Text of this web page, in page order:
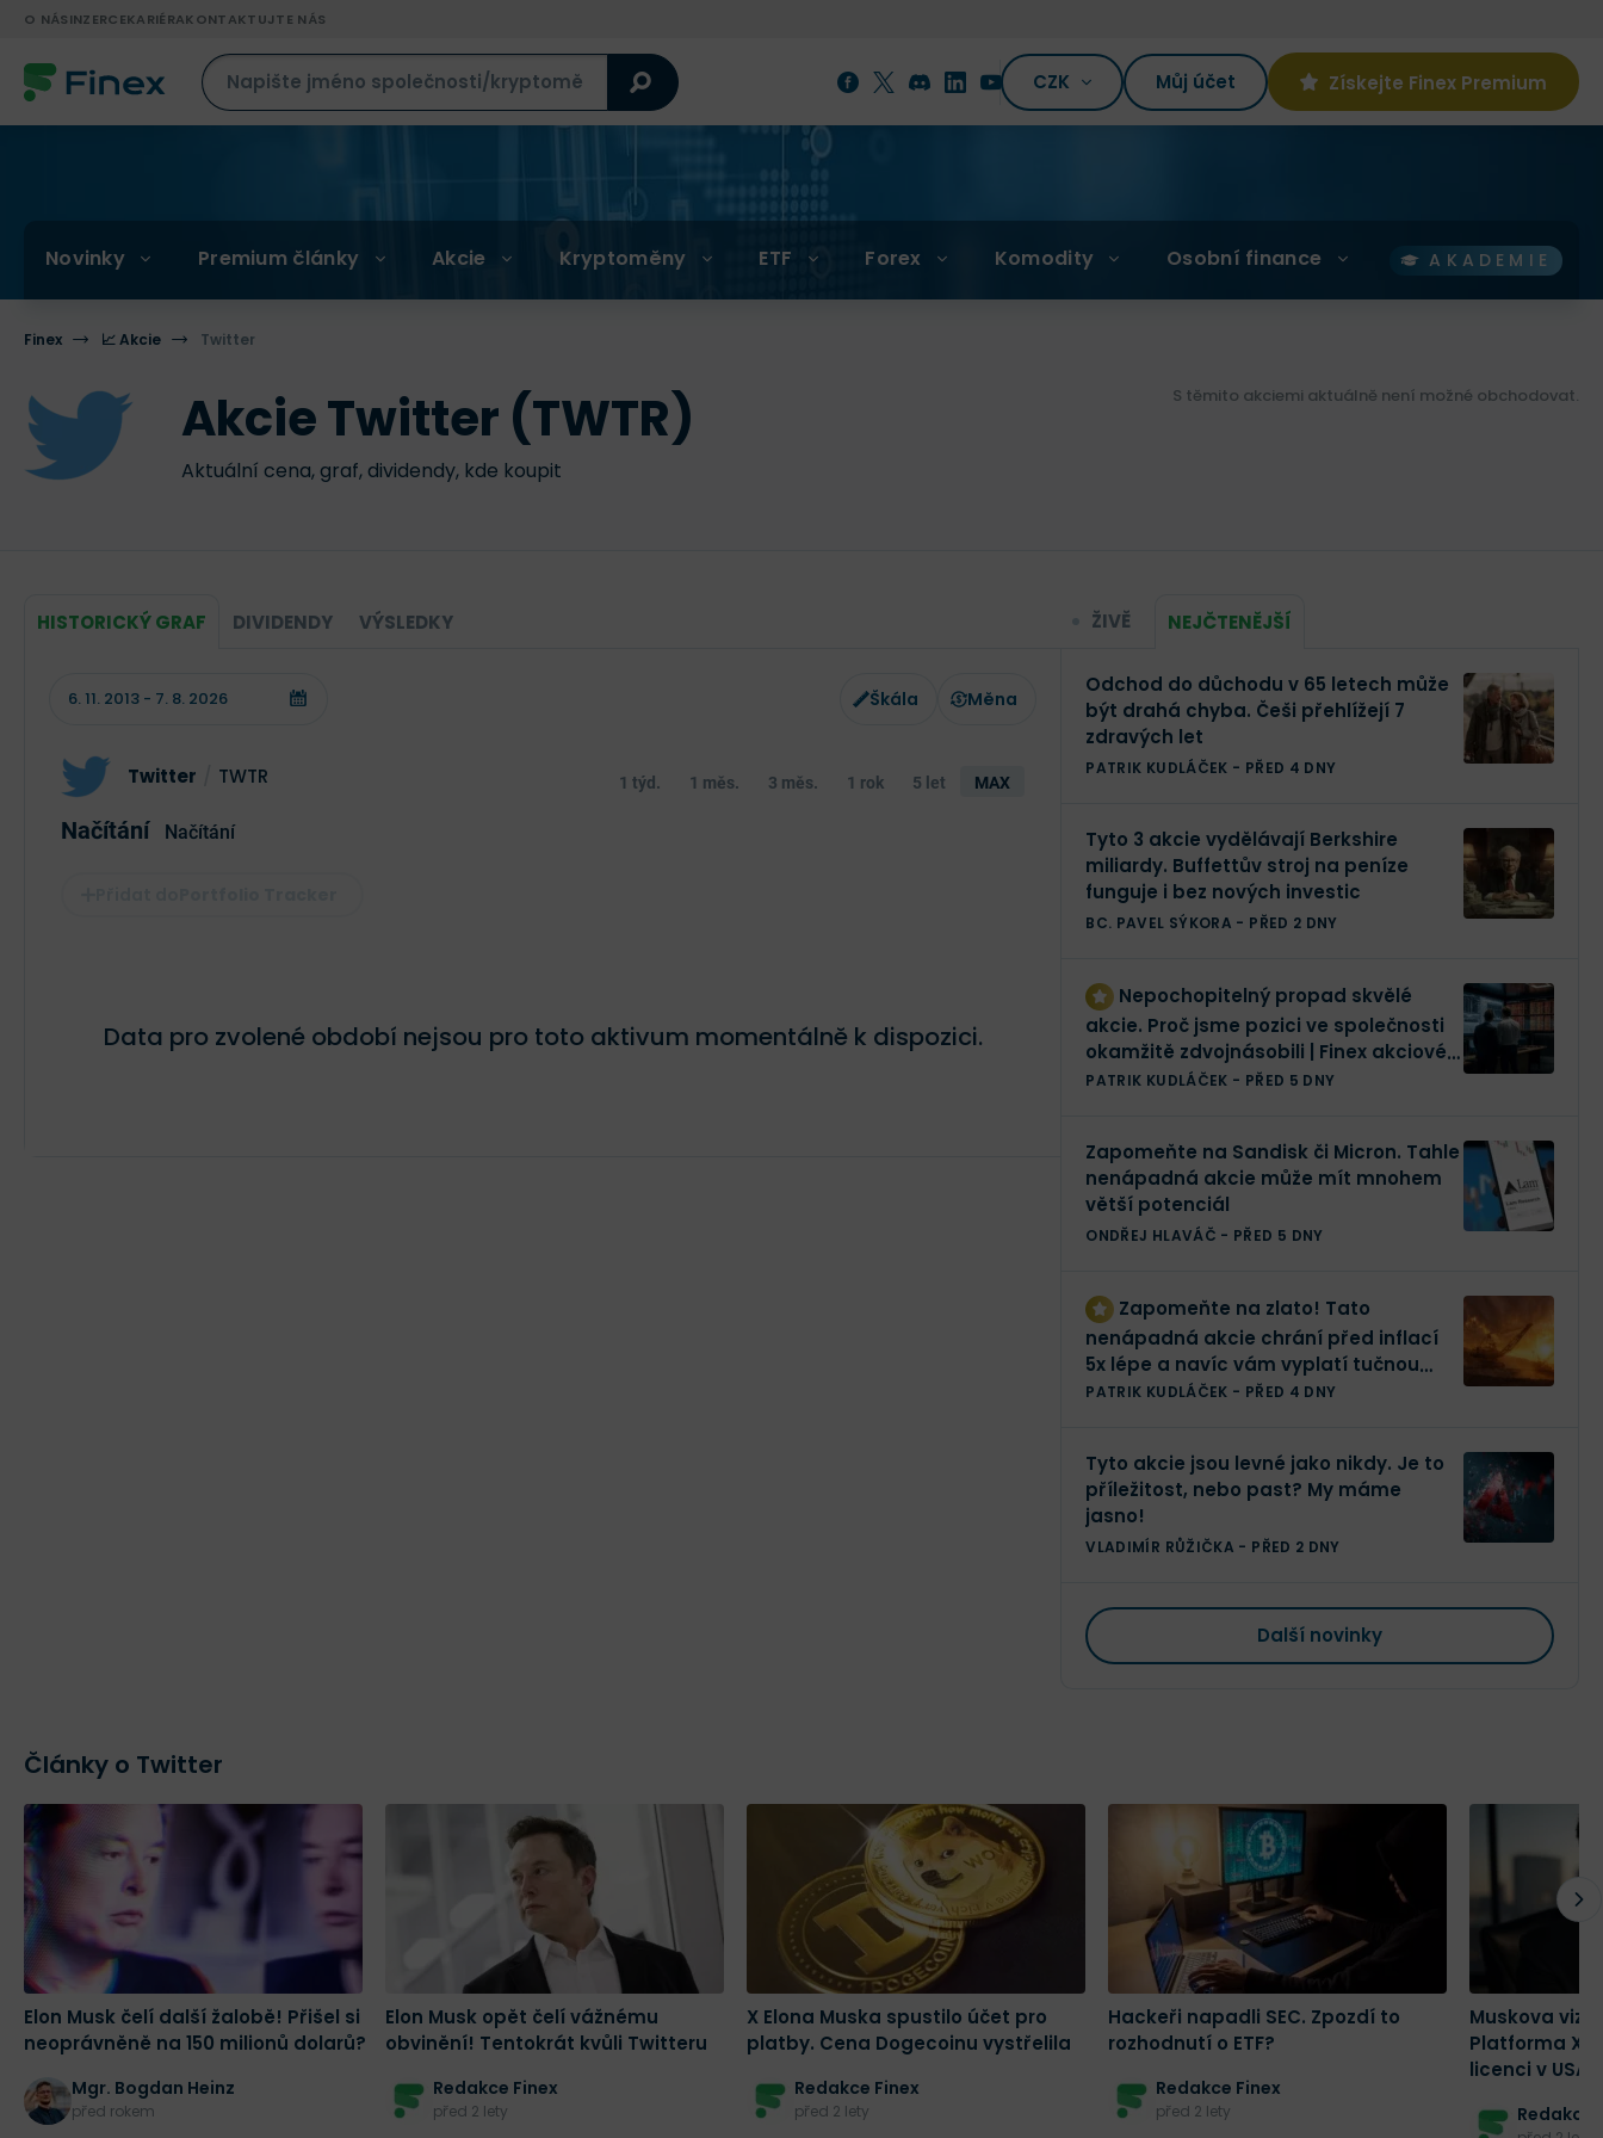
O NÁSINZERCEKARIÉRAKONTAKTUJTE NÁS
CZK Můj účet Získejte Finex Premium
Novinky Premium články Akcie Kryptoměny ETF Forex Komodity Osobní finance AKADEMIE
Finex 📈 Akcie Twitter
Akcie Twitter (TWTR)
Aktuální cena, graf, dividendy, kde koupit
S těmito akciemi aktuálně není možné obchodovat.
HISTORICKÝ GRAF DIVIDENDY VÝSLEDKY
Škála Měna
Twitter TWTR
Načítání Načítání
1 týd. 1 měs. 3 měs. 1 rok 5 let MAX
Data pro zvolené období nejsou pro toto aktivum momentálně k dispozici.
ŽIVĚ NEJČTENĚJŠÍ
Odchod do důchodu v 65 letech může
být drahá chyba. Češi přehlížejí 7
zdravých let
PATRIK KUDLÁČEK - PŘED 4 DNY
Tyto 3 akcie vydělávají Berkshire
miliardy. Buffettův stroj na peníze
funguje i bez nových investic
BC. PAVEL SÝKORA - PŘED 2 DNY
Nepochopitelný propad skvělé
akcie. Proč jsme pozici ve společnosti
okamžitě zdvojnásobili | Finex akciové
portfolio
PATRIK KUDLÁČEK - PŘED 5 DNY
Zapomeňte na Sandisk či Micron. Tahle
nenápadná akcie může mít mnohem
větší potenciál
ONDŘEJ HLAVÁČ - PŘED 5 DNY
Zapomeňte na zlato! Tato
nenápadná akcie chrání před inflací
5x lépe a navíc vám vyplatí tučnou
dividendu
PATRIK KUDLÁČEK - PŘED 4 DNY
Tyto akcie jsou levné jako nikdy. Je to
příležitost, nebo past? My máme
jasno!
VLADIMÍR RŮŽIČKA - PŘED 2 DNY
Další novinky
Články o Twitter
Elon Musk čelí další žalobě! Přišel si
neoprávněně na 150 milionů dolarů?
Mgr. Bogdan Heinz
před rokem
Elon Musk opět čelí vážnému
obvinění! Tentokrát kvůli Twitteru
Redakce Finex
před 2 lety
X Elona Muska spustilo účet pro
platby. Cena Dogecoinu vystřelila
Redakce Finex
před 2 lety
Hackeři napadli SEC. Zpozdí to
rozhodnutí o ETF?
Redakce Finex
před 2 lety
Muskova
Platforma X
licenci v USA
Redakce